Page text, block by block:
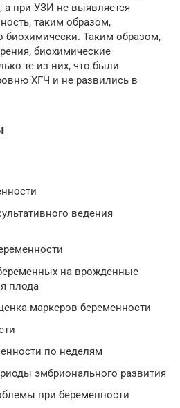
а при УЗИ не выявляется
таким образом,
биохимически. Таким образом,
биохимические
те из них, что были
ХГЧ и не развились в
ведения
на врожденные
плода
маркеров беременности
по неделям
эмбрионального развития
при беременности